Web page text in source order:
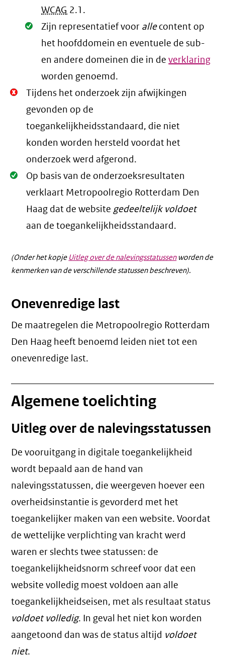
WCAG 2.1 .
Oké.
Zijn representatief voor allecontent op
het hoofddomein en eventuele de sub-
en andere domeinen die in deverklaring
worden genoemd.
Niet
Oké.
Tijdens het onderzoek zijn afwijkingen
gevonden op de
toegankelijkheidsstandaard, die niet
konden worden hersteld voordat het
onderzoek werd afgerond.
Oké.
Op basis van de onderzoeksresultaten
verklaart Metropoolregio Rotterdam Den
Haag dat de websitegedeeltelijk voldoet
aan de toegankelijkheidsstandaard.
(Onder het kopje Uitleg over de nalevingsstatussenworden de
kenmerken van de verschillende statussen beschreven).
Onevenredige last
De maatregelen die Metropoolregio Rotterdam
Den Haag heeft benoemd leiden niet tot een
onevenredige last.
Algemene toelichting
Uitleg over de nalevingsstatussen
De vooruitgang in digitale toegankelijkheid
wordt bepaald aan de hand van
nalevingsstatussen, die weergeven hoever een
overheidsinstantie is gevorderd met het
toegankelijker maken van een website. Voordat
de wettelijke verplichting van kracht werd
waren er slechts twee statussen: de
toegankelijkheidsnorm schreef voor dat een
website volledig moest voldoen aan alle
toegankelijkheidseisen, met als resultaat status
voldoet volledig. In geval het niet kon worden
aangetoond dan was de status altijd voldoet
niet.